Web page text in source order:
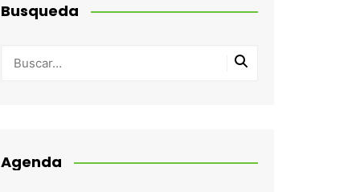
Busqueda
Agenda